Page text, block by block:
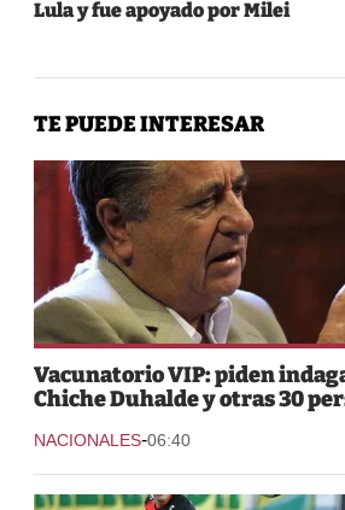
Lula y fue apoyado por Milei
TE PUEDE INTERESAR
Vacunatorio VIP: piden
Chiche Duhalde y otras 30
NACIONALES-06:40